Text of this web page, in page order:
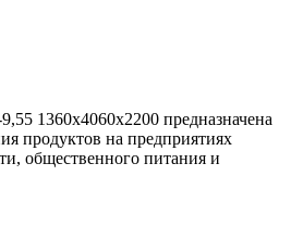
1360х4060х2200 предназначена
продуктов на предприятиях
общественного питания и